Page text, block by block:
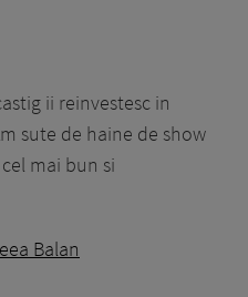
ii reinvestesc in
sute de haine de show
mai bun si
Balan